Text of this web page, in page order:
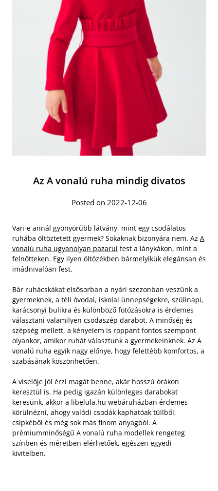
Az A vonalú ruha mindig divatos
Posted on 2022-12-06
Van-e annál gyönyörűbb látvány, mint egy csodálatos
ruhába öltöztetett gyermek? Sokaknak bizonyára nem. Az A
vonalú ruha ugyanolyan pazarul fest a lánykákon, mint a
felnőtteken. Egy ilyen öltözékben bármelyikük elegánsan és
imádnivalóan fest.
Bár ruhácskákat elsősorban a nyári szezonban veszünk a
gyermeknek, a téli óvodai, iskolai ünnepségekre, szülinapi,
karácsonyi bulikra és különböző fotózásokra is érdemes
választani valamilyen csodaszép darabot. A minőség és
szépség mellett, a kényelem is roppant fontos szempont
olyankor, amikor ruhát választunk a gyermekeinknek. Az A
vonalú ruha egyik nagy előnye, hogy felettébb komfortos, a
szabásának köszönhetően.
A viselője jól érzi magát benne, akár hosszú órákon
keresztül is. Ha pedig igazán különleges darabokat
keresünk, akkor a libelula.hu webáruházban érdemes
körülnézni, ahogy valódi csodák kaphatóak tüllből,
csipkéből és még sok más finom anyagból. A
prémiumminőségű A vonalú ruha modellek rengeteg
színben és méretben elérhetőek, egészen egyedi
kivitelben.